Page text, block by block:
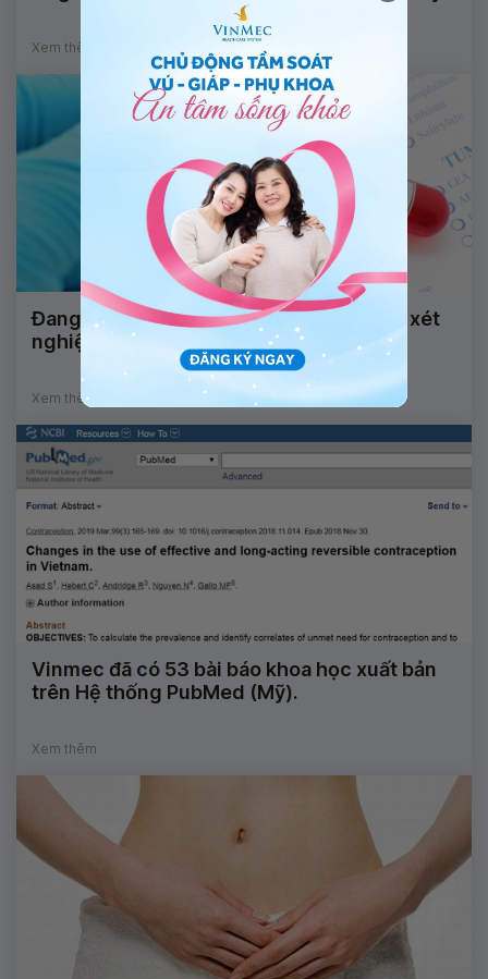
Xem thêm
Đang uống thuốc kháng sinh có thể làm xét
nghiệm nội tiết tố được không?
Xem thêm
Vinmec đã có 53 bài báo khoa học xuất bản
trên Hệ thống PubMed (Mỹ).
Xem thêm